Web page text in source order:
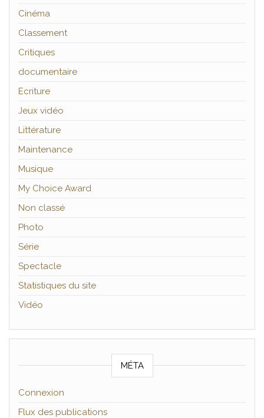
Cinéma
Classement
Critiques
documentaire
Ecriture
Jeux vidéo
Littérature
Maintenance
Musique
My Choice Award
Non classé
Photo
Série
Spectacle
Statistiques du site
Vidéo
MÉTA
Connexion
Flux des publications